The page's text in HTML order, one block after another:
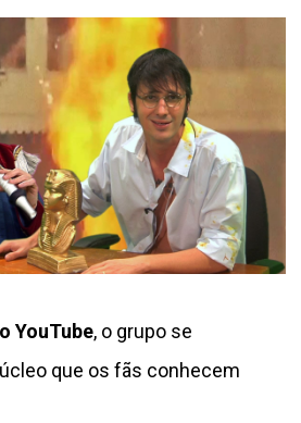
YouTube, o grupo se
que os fãs conhecem